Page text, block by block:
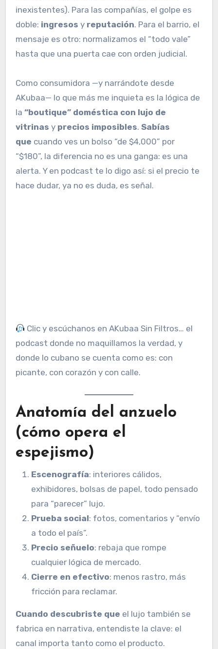
inexistentes). Para las compañías, el golpe es
doble: ingresos y reputación. Para el barrio, el
mensaje es otro: normalizamos el “todo vale”
hasta que una puerta cae con orden judicial.
Como consumidora —y narrándote desde
AKubaa— lo que más me inquieta es la lógica de
la “boutique” doméstica con lujo de
vitrinas y precios imposibles. Sabías
que cuando ves un bolso “de $4,000” por
“$180”, la diferencia no es una ganga: es una
alerta. Y en podcast te lo digo así: si el precio te
hace dudar, ya no es duda, es señal.
Clic y escúchanos en AKubaa Sin Filtros… el
podcast donde no maquillamos la verdad, y
donde lo cubano se cuenta como es: con
picante, con corazón y con calle.
Anatomía del anzuelo
(cómo opera el
espejismo)
Escenografía: interiores cálidos,
exhibidores, bolsas de papel, todo pensado
para “parecer” lujo.
Prueba social: fotos, comentarios y “envío
a todo el país”.
Precio señuelo: rebaja que rompe
cualquier lógica de mercado.
Cierre en efectivo: menos rastro, más
fricción para reclamar.
Cuando descubriste que el lujo también se
fabrica en narrativa, entendiste la clave: el
canal importa tanto como el producto.